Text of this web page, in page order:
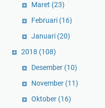
Maret (23)
Februari (16)
Januari (20)
2018 (108)
Desember (10)
November (11)
Oktober (16)